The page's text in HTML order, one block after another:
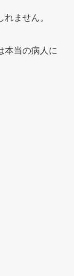
ません。
本当の病人に